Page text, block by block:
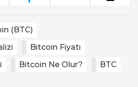
(BTC)
Bitcoin Fiyatı
Bitcoin Ne Olur?
BTC